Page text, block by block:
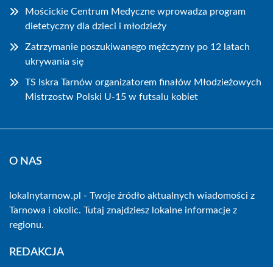
Mościckie Centrum Medyczne wprowadza program
dietetyczny dla dzieci i młodzieży
Zatrzymanie poszukiwanego mężczyzny po 12 latach
ukrywania się
TS Iskra Tarnów organizatorem finałów Młodzieżowych
Mistrzostw Polski U-15 w futsalu kobiet
O NAS
lokalnytarnow.pl - Twoje źródło aktualnych wiadomości z
Tarnowa i okolic. Tutaj znajdziesz lokalne informacje z
regionu.
REDAKCJA